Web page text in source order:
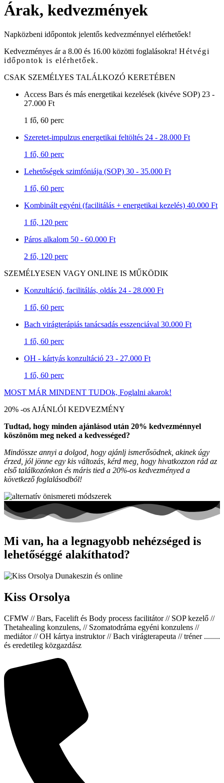
Árak, kedvezmények
Napközbeni időpontok jelentős kedvezménnyel elérhetőek!
Kedvezményes ár a 8.00 és 16.00 közötti foglalásokra! Hétvégi
időpontok is elérhetőek.
CSAK SZEMÉLYES TALÁLKOZÓ KERETÉBEN
Access Bars és más energetikai kezelések (kivéve SOP) 23 -
27.000 Ft
1 fő, 60 perc
Szeretet-impulzus energetikai feltöltés 24 - 28.000 Ft
1 fő, 60 perc
Lehetőségek szimfóniája (SOP) 30 - 35.000 Ft
1 fő, 60 perc
Kombinált egyéni (facilitálás + energetikai kezelés) 40.000 Ft
1 fő, 120 perc
Páros alkalom 50 - 60.000 Ft
2 fő, 120 perc
SZEMÉLYESEN VAGY ONLINE IS MŰKÖDIK
Konzultáció, facilitálás, oldás 24 - 28.000 Ft
1 fő, 60 perc
Bach virágterápiás tanácsadás esszenciával 30.000 Ft
1 fő, 60 perc
OH - kártyás konzultáció 23 - 27.000 Ft
1 fő, 60 perc
MOST MÁR MINDENT TUDOk, Foglalni akarok!
20% -os AJÁNLÓI KEDVEZMÉNY
Tudtad, hogy minden ajánlásod után 20% kedvezménnyel
köszönöm meg neked a kedvességed?
Mindössze annyi a dolgod, hogy ajánlj ismerősödnek, akinek úgy
érzed, jól jönne egy kis változás, kérd meg, hogy hivatkozzon rád az
első találkozónkon és máris tied a 20%-os kedvezményed a
következő foglalásodból!
Mi van, ha a legnagyobb nehézséged is
lehetőséggé alakíthatod?
Kiss Orsolya
CFMW // Bars, Facelift és Body process facilitátor // SOP kezelő //
Thetahealing konzulens, // Szomatodráma egyéni konzulens //
mediátor // OH kártya instruktor // Bach virágterapeuta // tréner ........
és eredetileg közgazdász